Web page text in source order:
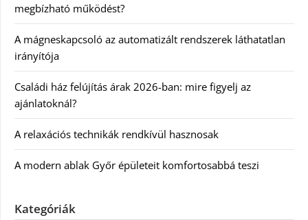
megbízható működést?
A mágneskapcsoló az automatizált rendszerek láthatatlan
irányítója
Családi ház felújítás árak 2026-ban: mire figyelj az
ajánlatoknál?
A relaxációs technikák rendkívül hasznosak
A modern ablak Győr épületeit komfortosabbá teszi
Kategóriák